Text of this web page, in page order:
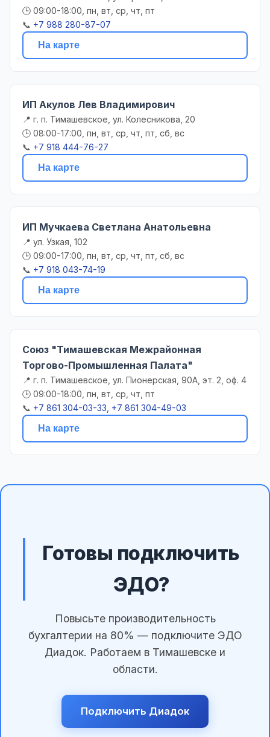
🕒 09:00-18:00, пн, вт, ср, чт, пт
📞 +7 988 280-87-07
На карте
ИП Акулов Лев Владимирович
📍 г. п. Тимашевское, ул. Колесникова, 20
🕒 08:00-17:00, пн, вт, ср, чт, пт, сб, вс
📞 +7 918 444-76-27
На карте
ИП Мучкаева Светлана Анатольевна
📍 ул. Узкая, 102
🕒 09:00-17:00, пн, вт, ср, чт, пт, сб, вс
📞 +7 918 043-74-19
На карте
Союз "Тимашевская Межрайонная
Торгово-Промышленная Палата"
📍 г. п. Тимашевское, ул. Пионерская, 90А, эт. 2, оф. 4
🕒 09:00-18:00, пн, вт, ср, чт, пт
📞 +7 861 304-03-33, +7 861 304-49-03
На карте
Готовы подключить
ЭДО?
Повысьте производительность
бухгалтерии на 80% — подключите ЭДО
Диадок. Работаем в Тимашевске и
области.
Подключить Диадок